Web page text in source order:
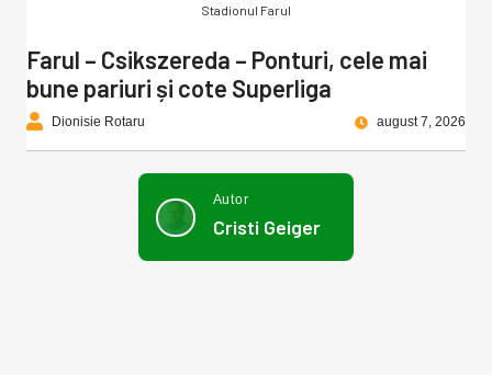
Stadionul Farul
Farul – Csikszereda – Ponturi, cele mai
bune pariuri și cote Superliga
Dionisie Rotaru august 7, 2026
Autor
Cristi Geiger